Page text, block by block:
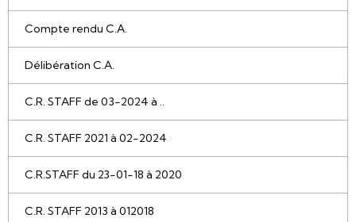
Compte rendu C.A.
Délibération C.A.
C.R. STAFF de 03-2024 à ..
C.R. STAFF 2021 à 02-2024
C.R.STAFF du 23-01-18 à 2020
C.R. STAFF 2013 à 012018